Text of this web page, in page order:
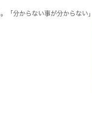
「分からない事が分からない」